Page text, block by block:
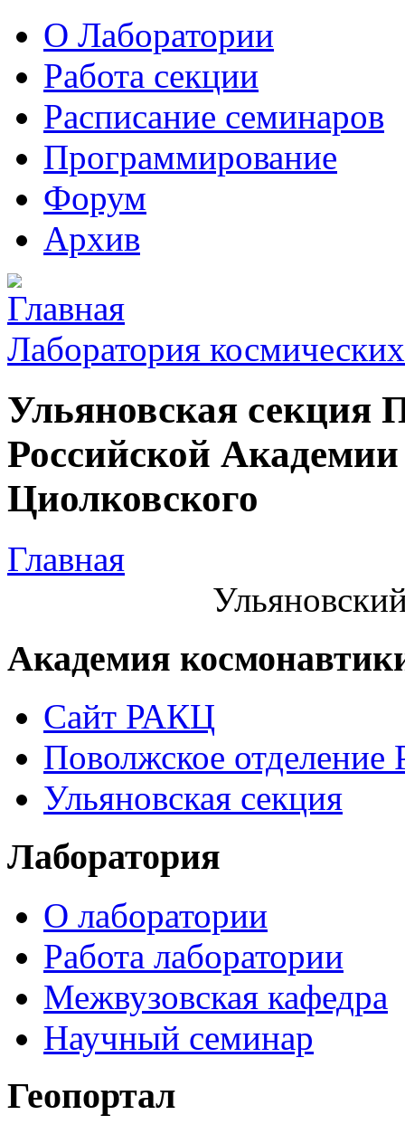
О Лаборатории
Работа секции
Расписание семинаров
Программирование
Форум
Архив
Лаборатория
Ульяновская секция
Российской
Циолковского
Главная
Академия
Сайт РАКЦ
Поволжское
Ульяновская секция
Лаборатория
О лаборатории
Работа лаборатории
Межвузовская кафедра
Научный семинар
Геопортал